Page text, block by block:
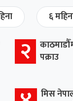
६
२
पक्राउ
मिस